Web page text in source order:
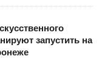
запустить на